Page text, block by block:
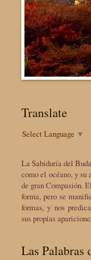
Translate
Select Language ▼
La Sabiduría del
como el océano, y su
de gran Compasión.
forma, pero se
formas, y nos
sus propias
Las Palabras